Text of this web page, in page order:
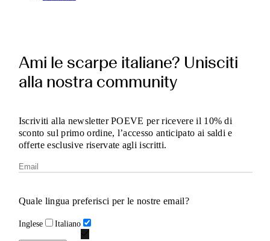
Ami le scarpe italiane? Unisciti
alla nostra community
Iscriviti alla newsletter POEVE per ricevere il 10% di
sconto sul primo ordine, l’accesso anticipato ai saldi e
offerte esclusive riservate agli iscritti.
Quale lingua preferisci per le nostre email?
Inglese Italiano